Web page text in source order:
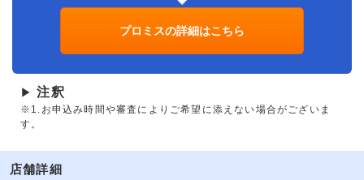
プロミスの詳細はこちら
▶ 注釈
※1.お申込み時間や審査によりご希望に添えない場合がございま
す。
店舗詳細